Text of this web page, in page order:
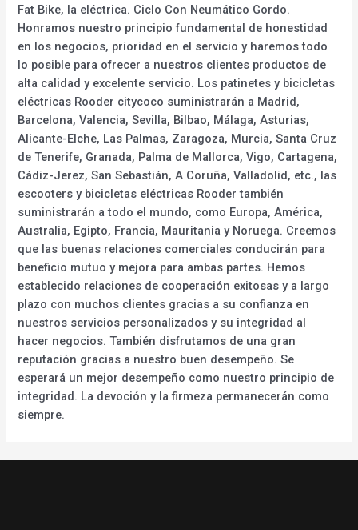
Fat Bike, la eléctrica. Ciclo Con Neumático Gordo.
Honramos nuestro principio fundamental de honestidad
en los negocios, prioridad en el servicio y haremos todo
lo posible para ofrecer a nuestros clientes productos de
alta calidad y excelente servicio. Los patinetes y bicicletas
eléctricas Rooder citycoco suministrarán a Madrid,
Barcelona, Valencia, Sevilla, Bilbao, Málaga, Asturias,
Alicante-Elche, Las Palmas, Zaragoza, Murcia, Santa Cruz
de Tenerife, Granada, Palma de Mallorca, Vigo, Cartagena,
Cádiz-Jerez, San Sebastián, A Coruña, Valladolid, etc., las
escooters y bicicletas eléctricas Rooder también
suministrarán a todo el mundo, como Europa, América,
Australia, Egipto, Francia, Mauritania y Noruega. Creemos
que las buenas relaciones comerciales conducirán para
beneficio mutuo y mejora para ambas partes. Hemos
establecido relaciones de cooperación exitosas y a largo
plazo con muchos clientes gracias a su confianza en
nuestros servicios personalizados y su integridad al
hacer negocios. También disfrutamos de una gran
reputación gracias a nuestro buen desempeño. Se
esperará un mejor desempeño como nuestro principio de
integridad. La devoción y la firmeza permanecerán como
siempre.